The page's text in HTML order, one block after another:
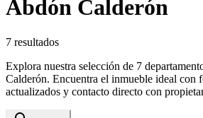
Abdón Calderón
7 resultados
Explora nuestra selección de 7
Calderón. Encuentra el inmueble ideal con
actualizados y contacto directo con